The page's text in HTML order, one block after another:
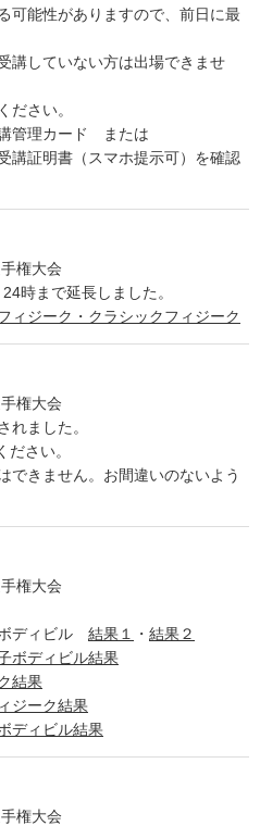
能性がありますので、前日に最
していない方は出場できませ
さい。
理カード または
証明書（スマホ提示可）を確認
権大会
まで延長しました。
ィジーク・クラシックフィジーク
権大会
ました。
ださい。
ません。お間違いのないよう
権大会
ィビル 結果１ ・ 結果２
ボディビル結果
結果
ジーク結果
ディビル結果
権大会